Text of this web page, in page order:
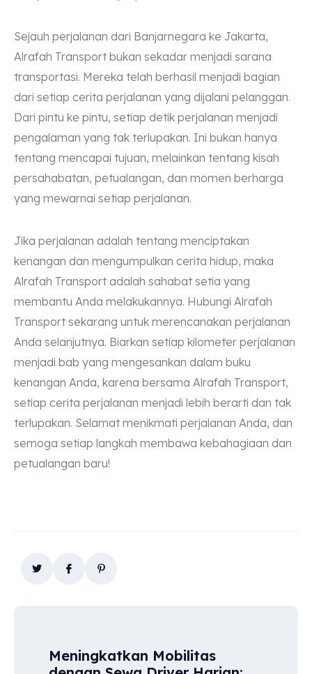
Sejauh perjalanan dari Banjarnegara ke Jakarta,
Alrafah Transport bukan sekadar menjadi sarana
transportasi. Mereka telah berhasil menjadi bagian
dari setiap cerita perjalanan yang dijalani pelanggan.
Dari pintu ke pintu, setiap detik perjalanan menjadi
pengalaman yang tak terlupakan. Ini bukan hanya
tentang mencapai tujuan, melainkan tentang kisah
persahabatan, petualangan, dan momen berharga
yang mewarnai setiap perjalanan.
Jika perjalanan adalah tentang menciptakan
kenangan dan mengumpulkan cerita hidup, maka
Alrafah Transport adalah sahabat setia yang
membantu Anda melakukannya. Hubungi Alrafah
Transport sekarang untuk merencanakan perjalanan
Anda selanjutnya. Biarkan setiap kilometer perjalanan
menjadi bab yang mengesankan dalam buku
kenangan Anda, karena bersama Alrafah Transport,
setiap cerita perjalanan menjadi lebih berarti dan tak
terlupakan. Selamat menikmati perjalanan Anda, dan
semoga setiap langkah membawa kebahagiaan dan
petualangan baru!
Meningkatkan Mobilitas